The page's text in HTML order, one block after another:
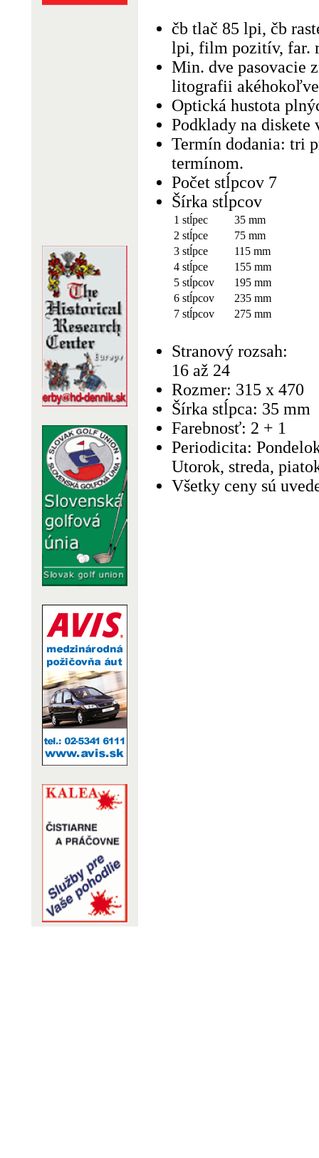
čb tlač 85 lpi, čb
lpi, film pozitív, far.
Min. dve pasovacie
litografii
Optická hustota
Podklady na diskete
Termín dodania: tri
termínom.
Počet stĺpcov 7
Šírka stĺpcov
1 stĺpec
35 mm
2 stĺpce
75 mm
3 stĺpce
115 mm
4 stĺpce
155 mm
5 stĺpcov
195 mm
6 stĺpcov
235 mm
7 stĺpcov
275 mm
Stranový rozsah:
16 až 24
Rozmer: 315 x 470
Šírka stĺpca: 35 mm
Farebnosť: 2 + 1
Periodicita:
Utorok, streda,
Všetky ceny sú